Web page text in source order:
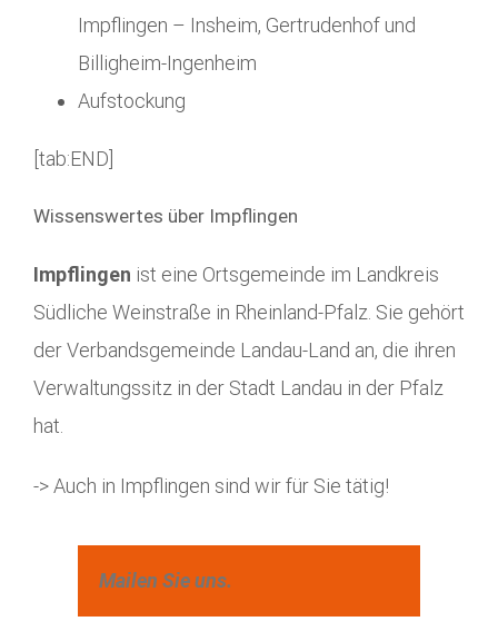
Impflingen – Insheim, Gertrudenhof und
Billigheim-Ingenheim
Aufstockung
[tab:END]
Wissenswertes über Impflingen
Impflingen ist eine Ortsgemeinde im Landkreis
Südliche Weinstraße in Rheinland-Pfalz. Sie gehört
der Verbandsgemeinde Landau-Land an, die ihren
Verwaltungssitz in der Stadt Landau in der Pfalz
hat.
-> Auch in Impflingen sind wir für Sie tätig!
Mailen Sie uns.